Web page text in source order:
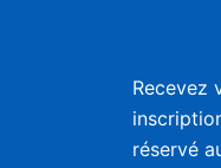
Recevez
réservé